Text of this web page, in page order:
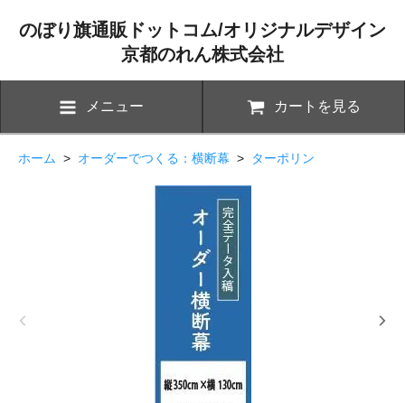
のぼり旗通販ドットコム/オリジナルデザイン
京都のれん株式会社
メニュー カートを見る
ホーム > オーダーでつくる：横断幕 > ターポリン